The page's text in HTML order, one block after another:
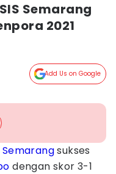
Semarang
2021
Add Us on Google
Semarangsukses
dengan skor 3-1